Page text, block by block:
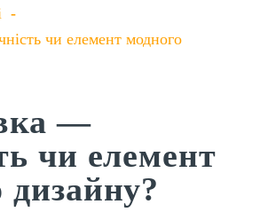
-
чи елемент модного
—
чи елемент
дизайну?